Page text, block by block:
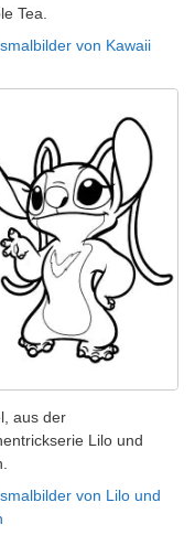
Tea.
von Kawaii
aus der
Lilo und
von Lilo und